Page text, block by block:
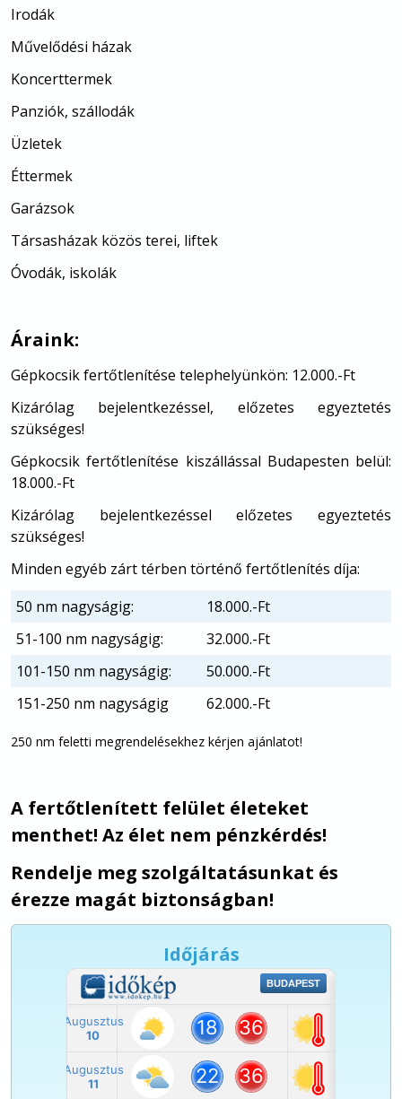
Irodák
Művelődési házak
Koncerttermek
Panziók, szállodák
Üzletek
Éttermek
Garázsok
Társasházak közös terei, liftek
Óvodák, iskolák
Áraink:
Gépkocsik fertőtlenítése telephelyünkön: 12.000.-Ft
Kizárólag bejelentkezéssel, előzetes egyeztetés
szükséges!
Gépkocsik fertőtlenítése kiszállással Budapesten belül:
18.000.-Ft
Kizárólag bejelentkezéssel előzetes egyeztetés
szükséges!
Minden egyéb zárt térben történő fertőtlenítés díja:
50 nm nagyságig:
18.000.-Ft
51-100 nm nagyságig:
32.000.-Ft
101-150 nm nagyságig:
50.000.-Ft
151-250 nm nagyságig
62.000.-Ft
250 nm feletti megrendelésekhez kérjen ajánlatot!
A fertőtlenített felület életeket
menthet! Az élet nem pénzkérdés!
Rendelje meg szolgáltatásunkat és
érezze magát biztonságban!
Időjárás